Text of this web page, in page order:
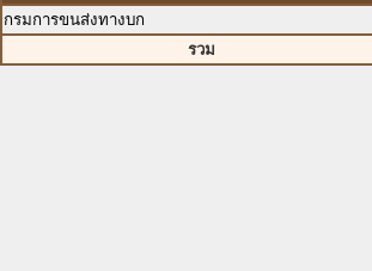
กรมการขนส่งทางบก
รวม